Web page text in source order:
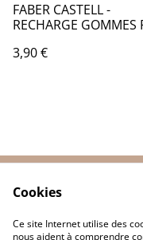
FABER CASTELL -
RECHARGE GOMMES
FB112
3,90 €
Politique
Cookies
Ce site Internet utilise des
nous aident à comprendre